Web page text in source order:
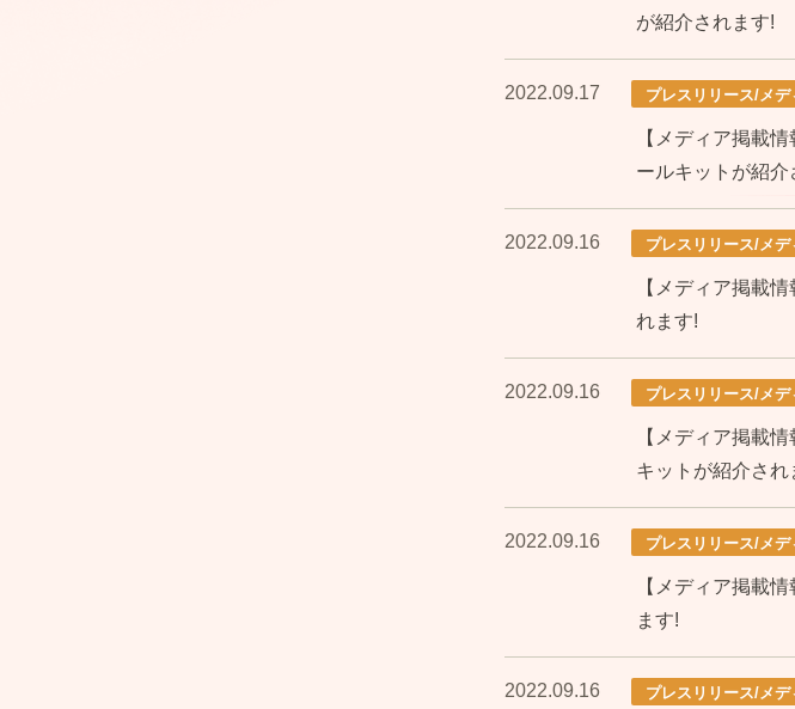
が紹介されます!
2022.09.17 プレスリリース/メデ
【メディア掲載
ールキットが紹介
2022.09.16 プレスリリース/メデ
【メディア掲載
れます!
2022.09.16 プレスリリース/メデ
【メディア掲載
キットが紹介され
2022.09.16 プレスリリース/メデ
【メディア掲載
ます!
2022.09.16 プレスリリース/メデ